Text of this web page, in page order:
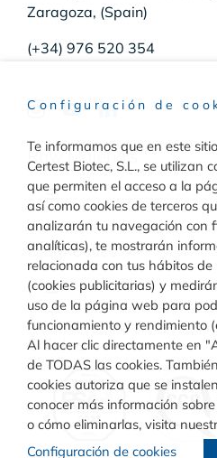
Zaragoza, (Spain)
(+34) 976 520 354
Raw Materials
Toggle
Navigation
Materiales para
Materiales para diagnóstico
Diagnóstico
Toggle
Navigation
Rapid Test
Turbilatex
Calidad
Configuración de
Te informamos que en este
Certest Biotec, S.L., se utilizan
que permiten el acceso a la
así como cookies de terceros
analizarán tu navegación con
analíticas), te mostrarán
relacionada con tus hábitos
(cookies publicitarias) y
uso de la página web para
funcionamiento y rendimiento
Al hacer clic directamente en
de TODAS las cookies.
cookies autoriza que se
conocer más información
o cómo eliminarlas, visita
Configuración de cookies